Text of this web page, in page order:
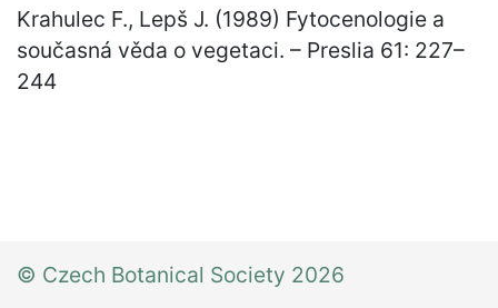
Krahulec F., Lepš J. (1989) Fytocenologie a
současná věda o vegetaci. – Preslia 61: 227–
244
© Czech Botanical Society 2026